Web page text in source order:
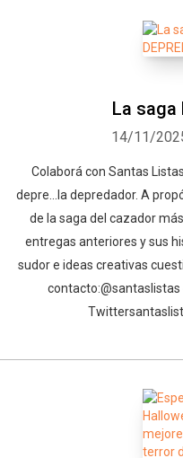
La saga
14/11/
Colaborá con Santas
depre...la depredador. A
de la saga del cazador
entregas anteriores y sus
sudor e ideas creativas